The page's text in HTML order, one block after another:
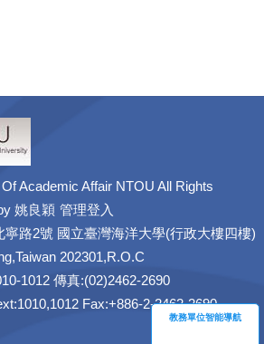
Academic Affair NTOU All Rights
姚良穎 管理登入
寧路2號 國立臺灣海洋大學(行政大樓四樓)
202301,R.O.C
1012 傳真:(02)2462-2690
Fax:+886-2-2462-2690
教務單位智能導航